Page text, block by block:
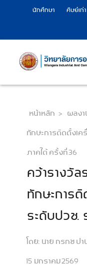
นักศึกษา ศิษย์เก่า
หน้าหลัก > ผลงา
ทักษะการติดตั้งเค
ภาคใต้ ครั้งที่ 36
คว้ารางวัล
ทักษะการ
ระดับปวช.
โดย: นาย กรกช ป
15 มกราคม 2569